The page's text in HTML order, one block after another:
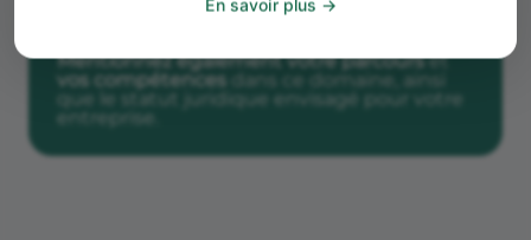
En savoir plus
atmosphère accueillante.
Mentionnez également votre parcourset
vos compétences dans ce domaine, ainsi
que le statut juridique envisagé pour votre
entreprise.